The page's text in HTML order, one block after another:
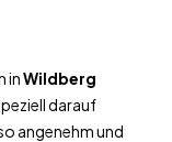
inWildberg
darauf
angenehm und